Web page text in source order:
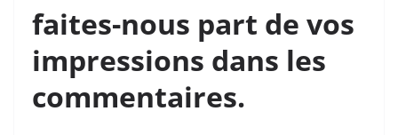
faites-nous part de vos
impressions dans les
commentaires.